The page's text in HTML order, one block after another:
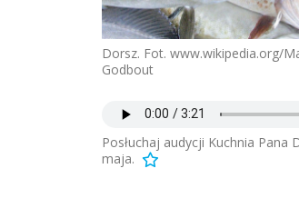
Dorsz. Fot. www.wikipedia.org/
Godbout
Posłuchaj audycji Kuchnia Pana
maja.